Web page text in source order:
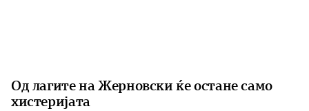
Од лагите на Жерновски ќе остане само
хистеријата